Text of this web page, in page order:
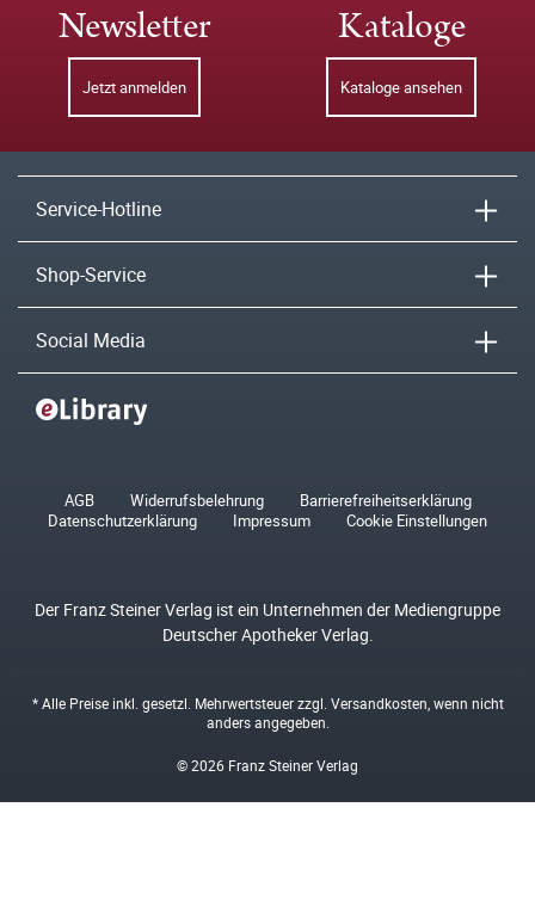
Newsletter
Jetzt anmelden
Kataloge
Kataloge ansehen
Service-Hotline
Shop-Service
Social Media
AGB Widerrufsbelehrung
Barrierefreiheitserklärung
Datenschutzerklärung
Impressum Cookie Einstellungen
Der Franz Steiner Verlag ist ein Unternehmen der Mediengruppe
Deutscher Apotheker Verlag.
* Alle Preise inkl. gesetzl. Mehrwertsteuer zzgl. Versandkosten , wenn nicht
anders angegeben.
© 2026 Franz Steiner Verlag